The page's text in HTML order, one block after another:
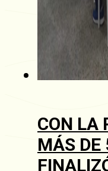
CON LA
MÁS DE